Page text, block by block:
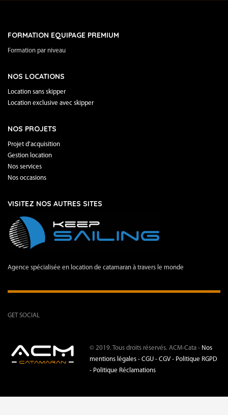
FORMATION EQUIPAGE PREMIUM
Formation par niveau
NOS LOCATIONS
Location sans skipper
Location exclusive avec skipper
NOS PROJETS
Projet d’acquisition
Gestion location
Nos services
Nos occasions
VISITEZ NOS AUTRES SITES
Agence spécialisée en location de catamaran à travers le monde
GET SOCIAL
© 2019. Tous droits réservés. ACM-Cata - Nos
mentions légales - CGU - CGV - Politique RGPD
- Politique Réclamations